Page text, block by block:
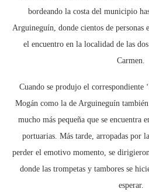
bordeando la costa del municipio
Arguineguín, donde cientos de personas
el encuentro en la localidad de las
Carmen.
Cuando se produjo el correspondiente
Mogán como la de Arguineguín
mucho más pequeña que se encuentra
portuarias. Más tarde, arropadas por
perder el emotivo momento, se
donde las trompetas y tambores se
esperar.